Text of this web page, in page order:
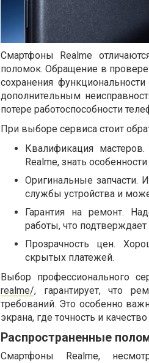
Смартфоны Realme
поломок. Обращение в
сохранения
дополнительным
потере работоспособности
При выборе сервиса стоит
Квалификация
Realme, знать
Оригинальные запчасти.
службы устройства и
Гарантия на ремонт.
работы, что
Прозрачность цен.
скрытых платежей.
Выбор профессионального
realme/, гарантирует, что
требований. Это особенно
экрана, где точность и
Распространенные
Смартфоны Realme,